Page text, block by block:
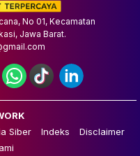
No 01, Kecamatan
Jawa Barat.
Siber Indeks
Disclaimer